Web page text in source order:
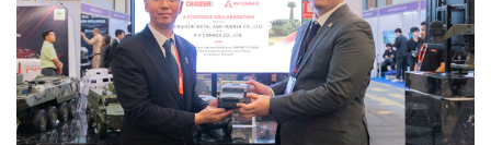
และไซเบอร์ของบริษัท ซึ่งรู้สึกภูมิใจที่รู้ว่าบริษัทไทยมีความ
สามารถด้านเทคโนโลยีป้องกันประเทศและมาตรฐานเทียบ
เท่ากับต่างประเทศ ซึ่งวันนี้เห็นแล้วว่าบริษัทไทยที่มีขีดความ
สามารถมีอยู่จริง เป็นการสร้างความมั่นใจให้แก่กระทรวง
กลาโหมในการผลักดันให้เหล่าทัพใช้ยุทโธปกรณ์ที่ผลิตจาก